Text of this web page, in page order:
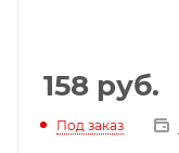
158 руб.
Под заказ